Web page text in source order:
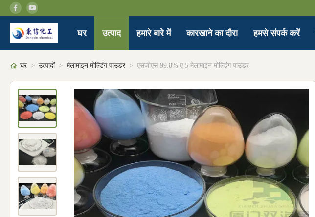
घर उत्पाद हमारे बारे में कारखाने का दौरा हमसे संपर्क करें
घर > उत्पादों > मेलामाइन मोल्डिंग पाउडर > एसजीएस 99.8% ए 5 मेलामाइन मोल्डिंग पाउडर